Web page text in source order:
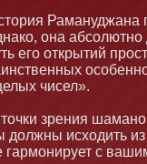
Рамануджана
она
его открытий
чисел».
зрения
должны исходить
гармοнирует с